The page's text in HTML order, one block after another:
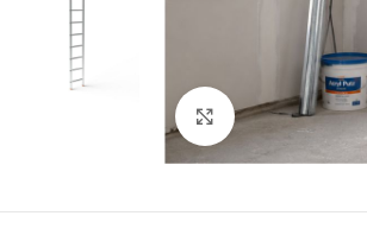
Click to enlarge